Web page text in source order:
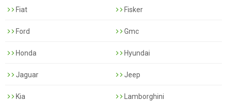
Fiat Fisker
Ford Gmc
Honda Hyundai
Jaguar Jeep
Kia Lamborghini